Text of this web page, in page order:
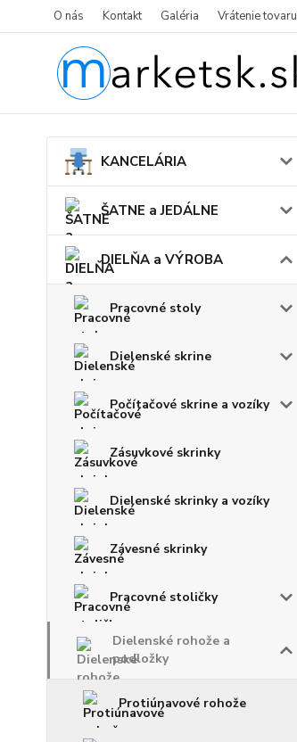
O nás Kontakt Galéria Vrátenie tovaru
KANCELÁRIA
ŠATNE a JEDÁLNE
DIELŇA a VÝROBA
Pracovné stoly
Dielenské skrine
Počítačové skrine a vozíky
Zásuvkové skrinky
Dielenské skrinky a vozíky
Závesné skrinky
Pracovné stoličky
Dielenské rohože a
podložky
Protiúnavové rohože